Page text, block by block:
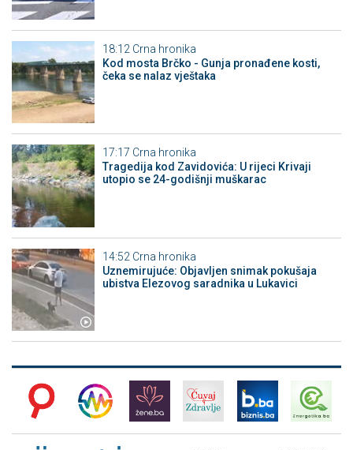
18:12 Crna hronika
Kod mosta Brčko - Gunja pronađene kosti,
čeka se nalaz vještaka
17:17 Crna hronika
Tragedija kod Zavidovića: U rijeci Krivaji
utopio se 24-godišnji muškarac
14:52 Crna hronika
Uznemirujuće: Objavljen snimak pokušaja
ubistva Elezovog saradnika u Lukavici